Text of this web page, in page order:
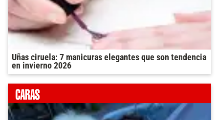
Uñas ciruela: 7 manicuras elegantes que son tendencia
en invierno 2026